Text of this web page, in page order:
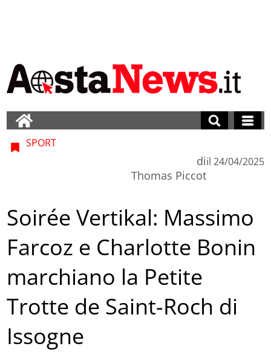
SPORT
di
Thomas Piccot
il 24/04/2025
Soirée Vertikal: Massimo
Farcoz e Charlotte Bonin
marchiano la Petite
Trotte de Saint-Roch di
Issogne